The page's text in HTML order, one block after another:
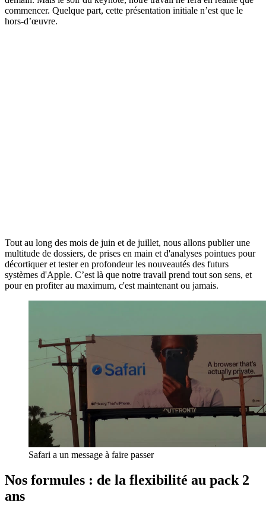
commencer. Quelque part, cette présentation initiale n’est que le
hors-d’œuvre.
Tout au long des mois de juin et de juillet, nous allons publier une
multitude de dossiers, de prises en main et d'analyses pointues pour
décortiquer et tester en profondeur les nouveautés des futurs
systèmes d'Apple. C’est là que notre travail prend tout son sens, et
pour en profiter au maximum, c'est maintenant ou jamais.
Safari a un message à faire passer
Nos formules : de la flexibilité au pack 2
ans